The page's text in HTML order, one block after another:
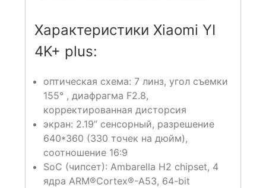
Характеристики Xiaomi YI
4K+ plus:
оптическая схема: 7 линз, угол съемки
155° , диафрагма F2.8,
корректированная дисторсия
экран: 2.19” сенсорный, разрешение
640*360 (330 точек на дюйм),
соотношение 16:9
SoC (чипсет): Ambarella H2 chipset, 4
ядра ARM®Cortex®-A53, 64-bit